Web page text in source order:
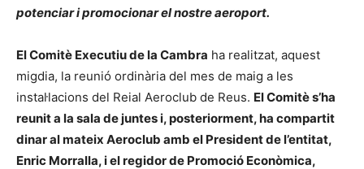
potenciar i promocionar el nostre aeroport.
El Comitè Executiu de la Cambra ha realitzat, aquest
migdia, la reunió ordinària del mes de maig a les
instal·lacions del Reial Aeroclub de Reus. El Comitè s’ha
reunit a la sala de juntes i, posteriorment, ha compartit
dinar al mateix Aeroclub amb el President de l’entitat,
Enric Morralla, i el regidor de Promoció Econòmica,